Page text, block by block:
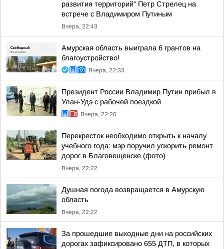
развития территорий" Петр Стрелец на
встрече с Владимиром Путиным
Вчера, 22:43
Амурская область выиграла 6 грантов на
благоустройство!
Вчера, 22:33
Президент России Владимир Путин прибыл в
Улан-Удэ с рабочей поездкой
Вчера, 22:26
Перекресток необходимо открыть к началу
учебного года: мэр поручил ускорить ремонт
дорог в Благовещенске (фото)
Вчера, 22:22
Душная погода возвращается в Амурскую
область
Вчера, 22:22
За прошедшие выходные дни на российских
дорогах зафиксировано 655 ДТП, в которых